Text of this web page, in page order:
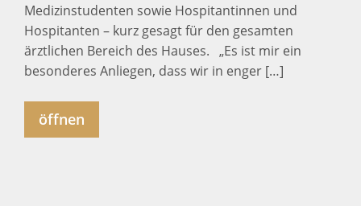
Medizinstudenten sowie Hospitantinnen und
Hospitanten – kurz gesagt für den gesamten
ärztlichen Bereich des Hauses. „Es ist mir ein
besonderes Anliegen, dass wir in enger […]
öffnen